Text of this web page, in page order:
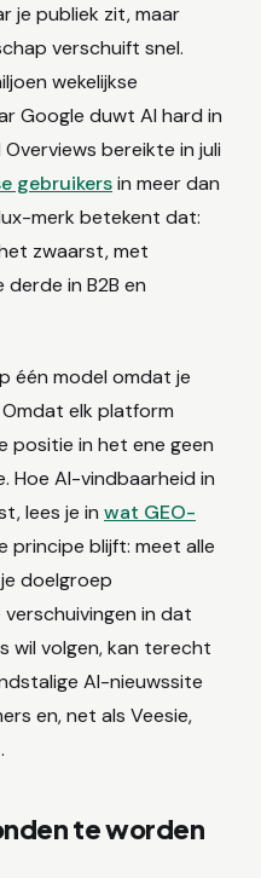
je publiek zit, maar
verschuift snel.
wekelijkse
Google duwt AI hard in
bereikte in juli
gebruikersin meer dan
merk betekent dat:
zwaarst, met
in B2B en
één model omdat je
elk platform
positie in het ene geen
Hoe AI-vindbaarheid in
lees je in wat GEO-
principe blijft: meet alle
doelgroep
in dat
wil volgen, kan terecht
AI-nieuwssite
en, net als Veesie,
te worden